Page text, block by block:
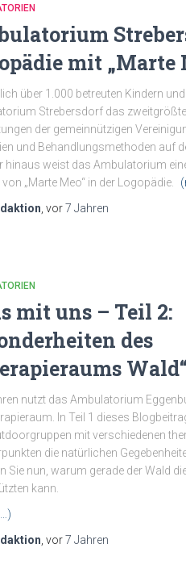
mit „Marte
über 1.000 betreuten Kindern
Strebersdorf das zweitgrößte
der gemeinnützigen
und Behandlungsmethoden auf
hinaus weist das Ambulatorium
„Marte Meo“ in der Logopädie.
, vor7 Jahren
mit uns – Teil 2:
des
nutzt das Ambulatorium
In Teil 1 dieses
mit verschiedenen
die natürlichen
Sie nun, warum gerade der Wald
kann.
, vor7 Jahren